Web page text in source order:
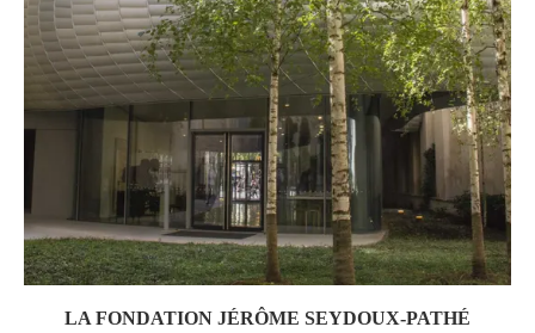
LA FONDATION JÉRÔME SEYDOUX-PATHÉ